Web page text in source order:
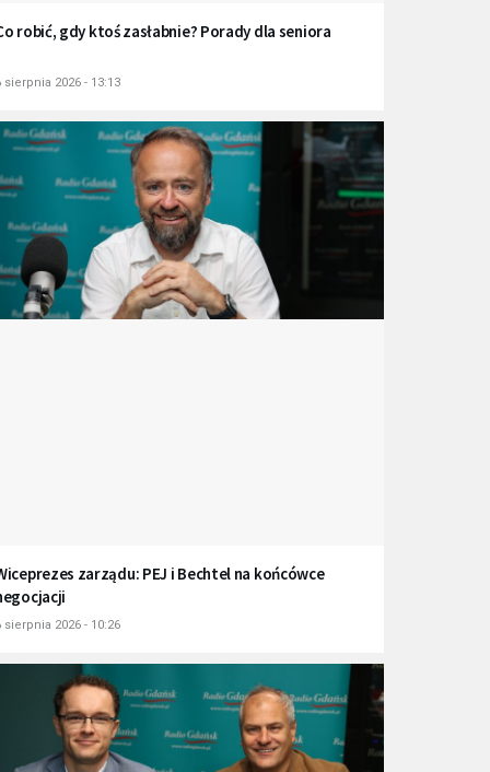
robić, gdy ktoś zasłabnie? Porady dla seniora
sierpnia 2026 - 13:13
zarządu: PEJ i Bechtel na końcówce
sierpnia 2026 - 10:26